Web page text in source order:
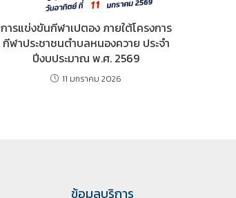
การแข่งขันกีฬาเปตอง ภายใต้โครงการ
กีฬาประชาชนตำบลหนองควาย ประจำ
ปีงบประมาณ พ.ศ. 2569
11 มกราคม 2026
ข้อมูลบริการ